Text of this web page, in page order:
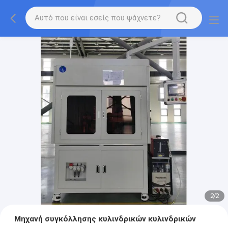
2/2
Μηχανή συγκόλλησης κυλινδρικών κυλινδρικών